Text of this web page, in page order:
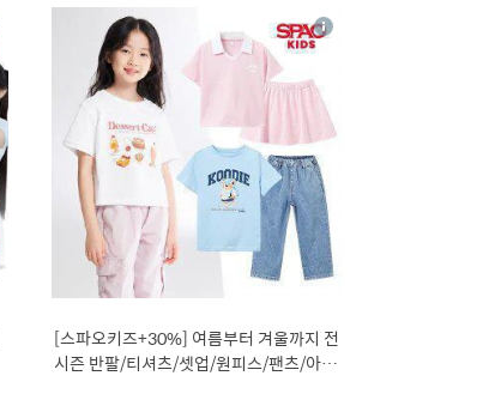
12
[스파오키즈+30%] 여름부터 겨울까지 전
시즌 반팔/티셔츠/셋업/원피스/팬츠/아우
상